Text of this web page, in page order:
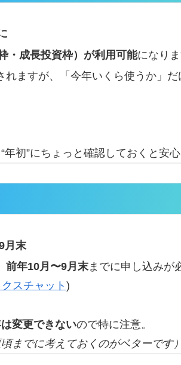
・成長投資枠）が利用可能になりま
ますが、「今年いくら使うか」だ
初”にちょっと確認しておくと安心
月末
前年10月〜9月末までに申し込みが
スチャット)
変更できないので特に注意。
までに考えておくのがベターです）